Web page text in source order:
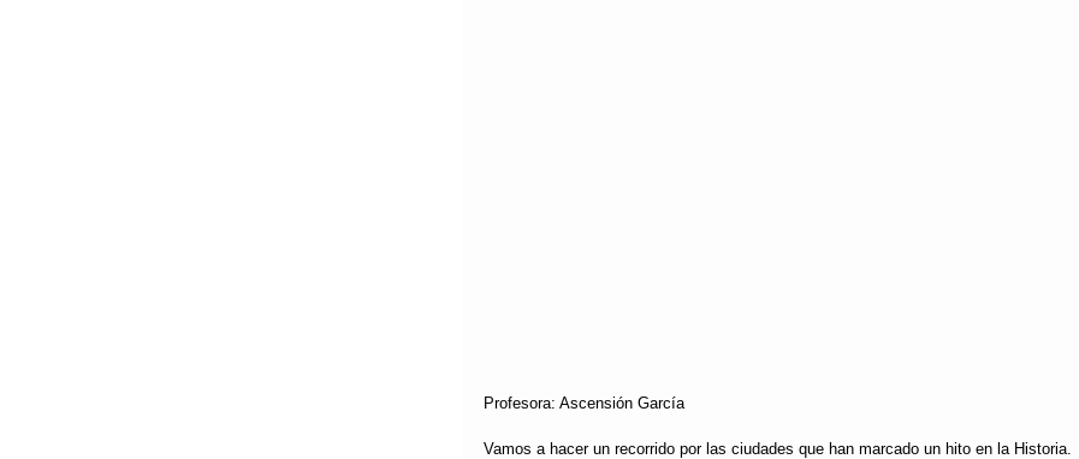
Profesora: Ascensión García
Vamos a hacer un recorrido por las ciudades que han marcado un hito en la Historia.